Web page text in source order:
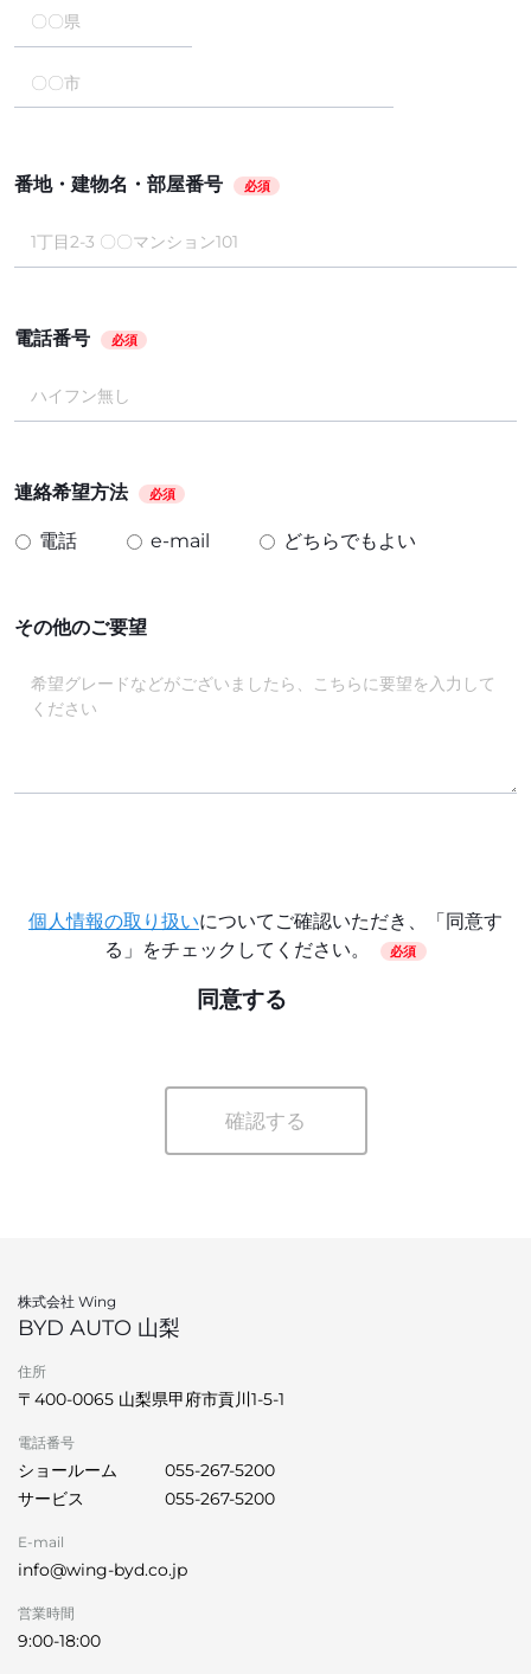
番地・建物名・部屋番号 必須
電話番号 必須
連絡希望方法 必須
電話 e-mail どちらでもよい
その他のご要望
個人情報の取り扱いについてご確認いただき、「同意す
る」をチェックしてください。
必須
同意する
確認する
株式会社 Wing
BYD AUTO 山梨
住所
〒400-0065 山梨県甲府市貢川1-5-1
電話番号
ショールーム
055-267-5200
サービス
055-267-5200
E-mail
info@wing-byd.co.jp
営業時間
9:00-18:00